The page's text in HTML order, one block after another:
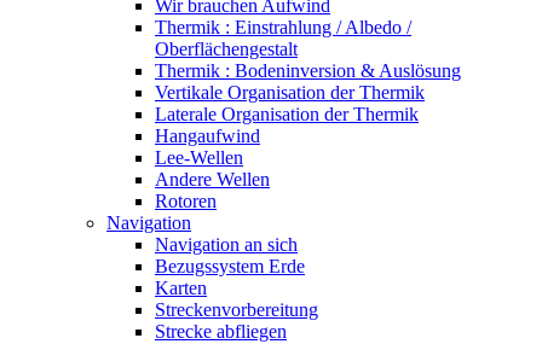
Wir brauchen Aufwind
Thermik : Einstrahlung / Albedo /
Oberflächengestalt
Thermik : Bodeninversion & Auslösung
Vertikale Organisation der Thermik
Laterale Organisation der Thermik
Hangaufwind
Lee-Wellen
Andere Wellen
Rotoren
Navigation
Navigation an sich
Bezugssystem Erde
Karten
Streckenvorbereitung
Strecke abfliegen